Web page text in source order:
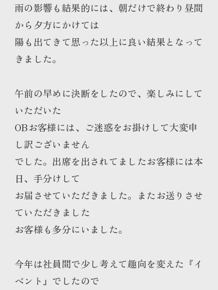
雨の影響も結果的には、朝だけで終わり昼間
から夕方にかけては
陽も出てきて思った以上に良い結果となって
きました。
午前の早めに決断をしたので、楽しみにして
いただいた
OBお客様には、ご迷惑をお掛けして大変申
し訳ございません
でした。出席を出されてましたお客様には本
日、手分けして
お届させていただきました。またお送りさせ
ていただきました
お客様も多分にいました。
今年は社員間で少し考えて趣向を変えた『イ
ベント』でしたので